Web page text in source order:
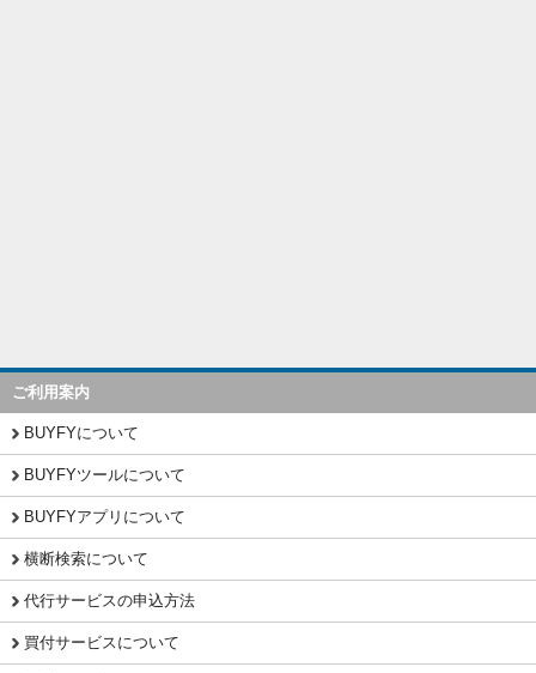
ご利用案内
BUYFYについて
BUYFYツールについて
BUYFYアプリについて
横断検索について
代行サービスの申込方法
買付サービスについて